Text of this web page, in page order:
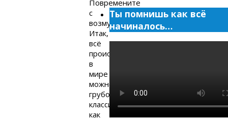
Повремените
с
возмущением.
Итак,
всё
происходящее
в
мире
можно
грубо
классифицировать
как
Ты помнишь как всё
начиналось…